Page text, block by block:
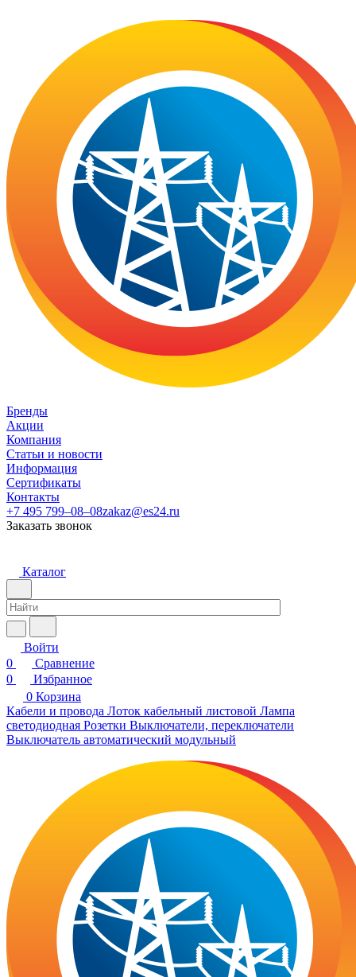
Бренды
Акции
Компания
Статьи и новости
Информация
Сертификаты
Контакты
+7 495 799–08–08zakaz@es24.ru
Заказать звонок
Каталог
Войти
0
Сравнение
0
Избранное
0 Корзина
Кабели и провода Лоток кабельный листовой Лампа
светодиодная Розетки Выключатели, переключатели
Выключатель автоматический модульный